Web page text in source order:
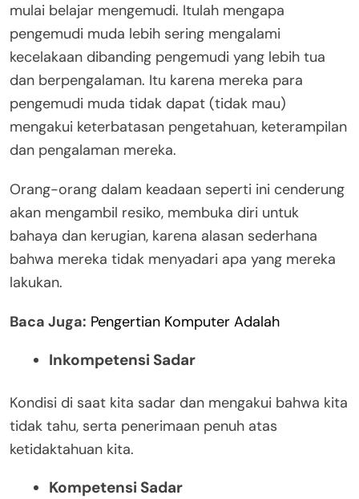
mulai belajar mengemudi. Itulah mengapa
pengemudi muda lebih sering mengalami
kecelakaan dibanding pengemudi yang lebih tua
dan berpengalaman. Itu karena mereka para
pengemudi muda tidak dapat (tidak mau)
mengakui keterbatasan pengetahuan, keterampilan
dan pengalaman mereka.
Orang-orang dalam keadaan seperti ini cenderung
akan mengambil resiko, membuka diri untuk
bahaya dan kerugian, karena alasan sederhana
bahwa mereka tidak menyadari apa yang mereka
lakukan.
Baca Juga: Pengertian Komputer Adalah
Inkompetensi Sadar
Kondisi di saat kita sadar dan mengakui bahwa kita
tidak tahu, serta penerimaan penuh atas
ketidaktahuan kita.
Kompetensi Sadar